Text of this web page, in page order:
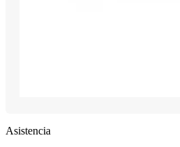
Asistencia